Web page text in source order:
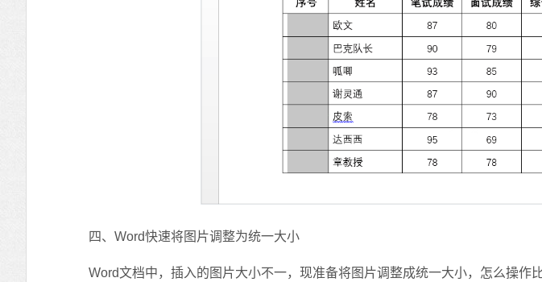
四、Word快速将图片调整为统一大小
Word文档中，插入的图片大小不一，现准备将图片调整成统一大小，怎么操作比